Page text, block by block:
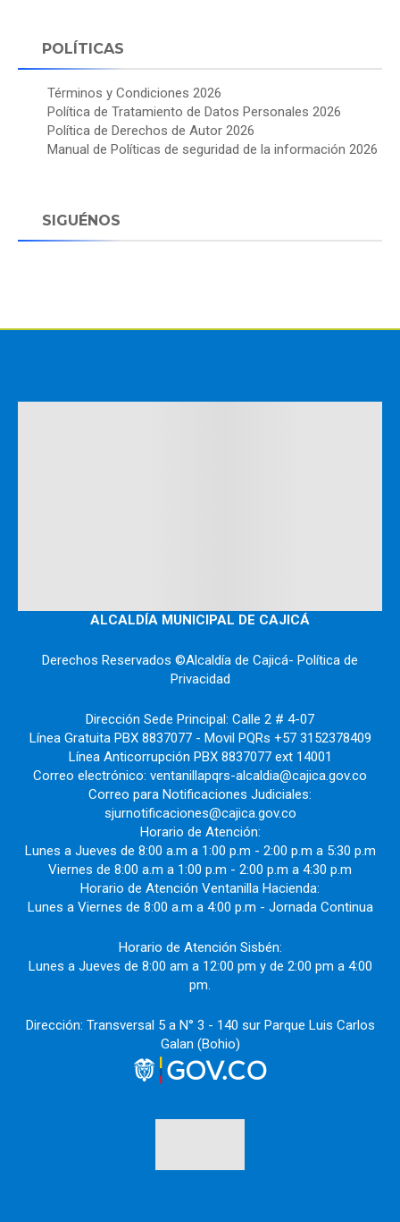
POLÍTICAS
Términos y Condiciones 2026
Política de Tratamiento de Datos Personales 2026
Política de Derechos de Autor 2026
Manual de Políticas de seguridad de la información 2026
SIGUÉNOS
ALCALDÍA MUNICIPAL DE CAJICÁ
Derechos Reservados ©Alcaldía de Cajicá- Política de
Privacidad
Dirección Sede Principal: Calle 2 # 4-07
Línea Gratuita PBX 8837077 - Movil PQRs +57 3152378409
Línea Anticorrupción PBX 8837077 ext 14001
Correo electrónico: ventanillapqrs-alcaldia@cajica.gov.co
Correo para Notificaciones Judiciales:
sjurnotificaciones@cajica.gov.co
Horario de Atención:
Lunes a Jueves de 8:00 a.m a 1:00 p.m - 2:00 p.m a 5:30 p.m
Viernes de 8:00 a.m a 1:00 p.m - 2:00 p.m a 4:30 p.m
Horario de Atención Ventanilla Hacienda:
Lunes a Viernes de 8:00 a.m a 4:00 p.m - Jornada Continua
Horario de Atención Sisbén:
Lunes a Jueves de 8:00 am a 12:00 pm y de 2:00 pm a 4:00
pm.
Dirección: Transversal 5 a N° 3 - 140 sur Parque Luis Carlos
Galan (Bohio)